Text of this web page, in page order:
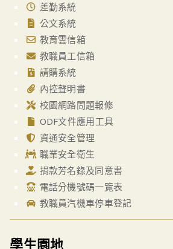
差勤系統
公文系統
教育雲信箱
教職員工信箱
請購系統
內控聲明書
校園網路問題報修
ODF文件應用工具
資通安全管理
職業安全衛生
捐款芳名錄及同意書
電話分機號碼一覽表
教職員汽機車停車登記
學生園地